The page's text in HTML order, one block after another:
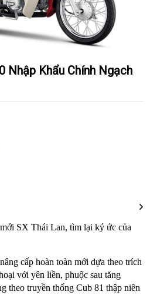
SX Thái Lan, tìm lại ký ức của
cấp hoàn toàn mới dựa theo trích
với yên liền, phuộc sau tăng
theo truyền thống Cub 81 thập niên